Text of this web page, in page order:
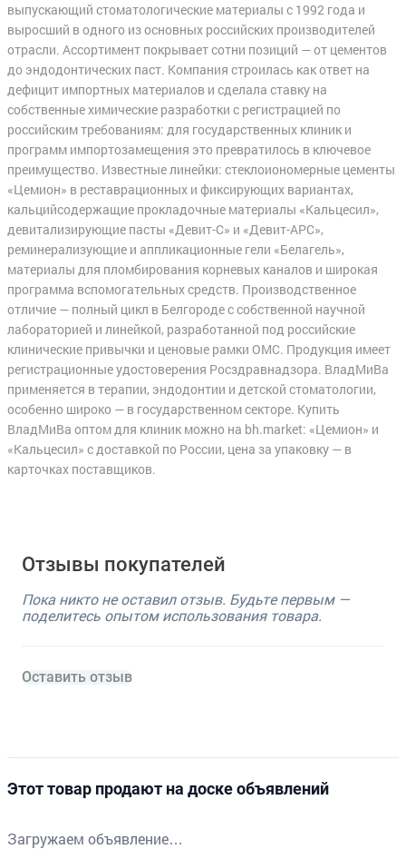
выпускающий стоматологические материалы с 1992 года и
выросший в одного из основных российских производителей
отрасли. Ассортимент покрывает сотни позиций — от цементов
до эндодонтических паст. Компания строилась как ответ на
дефицит импортных материалов и сделала ставку на
собственные химические разработки с регистрацией по
российским требованиям: для государственных клиник и
программ импортозамещения это превратилось в ключевое
преимущество. Известные линейки: стеклоиономерные цементы
«Цемион» в реставрационных и фиксирующих вариантах,
кальцийсодержащие прокладочные материалы «Кальцесил»,
девитализирующие пасты «Девит-С» и «Девит-АРС»,
реминерализующие и аппликационные гели «Белагель»,
материалы для пломбирования корневых каналов и широкая
программа вспомогательных средств. Производственное
отличие — полный цикл в Белгороде с собственной научной
лабораторией и линейкой, разработанной под российские
клинические привычки и ценовые рамки ОМС. Продукция имеет
регистрационные удостоверения Росздравнадзора. ВладМиВа
применяется в терапии, эндодонтии и детской стоматологии,
особенно широко — в государственном секторе. Купить
ВладМиВа оптом для клиник можно на bh.market: «Цемион» и
«Кальцесил» с доставкой по России, цена за упаковку — в
карточках поставщиков.
Отзывы покупателей
Пока никто не оставил отзыв. Будьте первым —
поделитесь опытом использования товара.
Оставить отзыв
Этот товар продают на доске объявлений
Загружаем объявление…